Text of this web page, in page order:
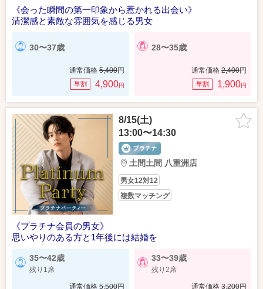
《会った瞬間の第一印象から惹かれる出会い》
清潔感と素敵な雰囲気を感じる男女
30〜37歳
通常価格 5,400円
早割 4,900円
28〜35歳
通常価格 2,400円
早割 1,900円
8/15(土)
13:00〜14:30
土間土間 八重洲店
男女12対12
複数マッチング
《プラチナ会員の男女》
思いやりのある方と1年後には結婚を
35〜42歳
残り1席
通常価格 5,500円
33〜39歳
残り2席
通常価格 3,200円